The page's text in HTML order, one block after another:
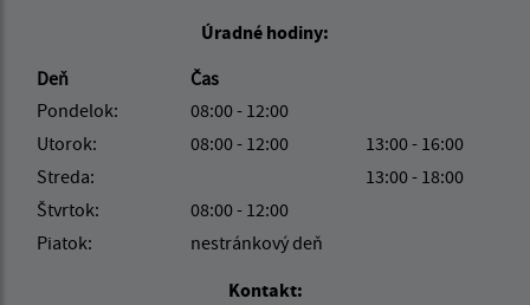
Úradné hodiny:
Deň
Čas
Pondelok:
08:00 - 12:00
Utorok:
08:00 - 12:00
13:00 - 16:00
Streda:
13:00 - 18:00
Štvrtok:
08:00 - 12:00
Piatok:
nestránkový deň
Kontakt: